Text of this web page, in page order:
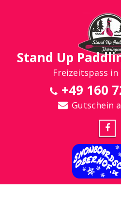
Stand Up
Freizeitspass
+49 160
Gutschein